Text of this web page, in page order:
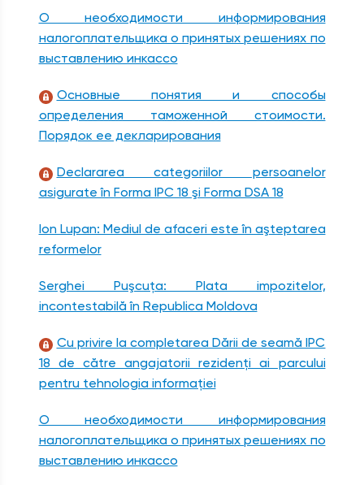
О необходимости информирования
налогоплательщика о принятых решениях по
выставлению инкассо
Основные понятия и способы
определения таможенной стоимости.
Порядок ее декларирования
Declararea categoriilor persoanelor
asigurate în Forma IPC 18 şi Forma DSA 18
Ion Lupan: Mediul de afaceri este în aşteptarea
reformelor
Serghei Puşcuţa: Plata impozitelor,
incontestabilă în Republica Moldova
Cu privire la completarea Dării de seamă IPC
18 de către angajatorii rezidenţi ai parcului
pentru tehnologia informaţiei
О необходимости информирования
налогоплательщика о принятых решениях по
выставлению инкассо